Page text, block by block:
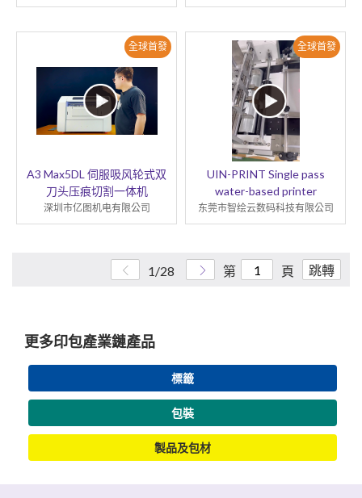
全球首發
A3 Max5DL 伺服吸风轮式双
刀头压痕切割一体机
深圳市亿图机电有限公司
全球首發
UIN-PRINT Single pass
water-based printer
东莞市智绘云数码科技有限公司
1/28 第 頁 跳轉
更多印包產業鏈產品
標籤
包裝
製品及包材